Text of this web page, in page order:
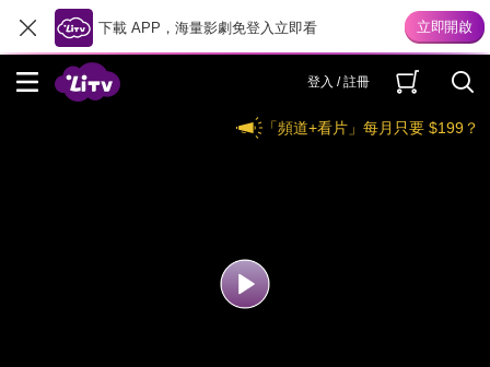
下載 APP，海量影劇免登入立即看
登入 / 註冊
「頻道+看片」每月只要 $199？